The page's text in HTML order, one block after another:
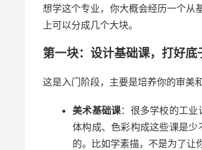
想学这个专业，你大概会经历一个从
上可以分成几个大块。
第一块：设计基础课，打好底
这是入门阶段，主要是培养你的审美
美术基础课：很多学校的工业
体构成、色彩构成这些课是
的。比如学素描，不是为了让